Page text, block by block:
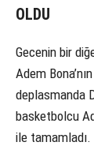
OLDU
Gecenin bir
Adem
deplasmanda
basketbolcu
ile tamamladı.